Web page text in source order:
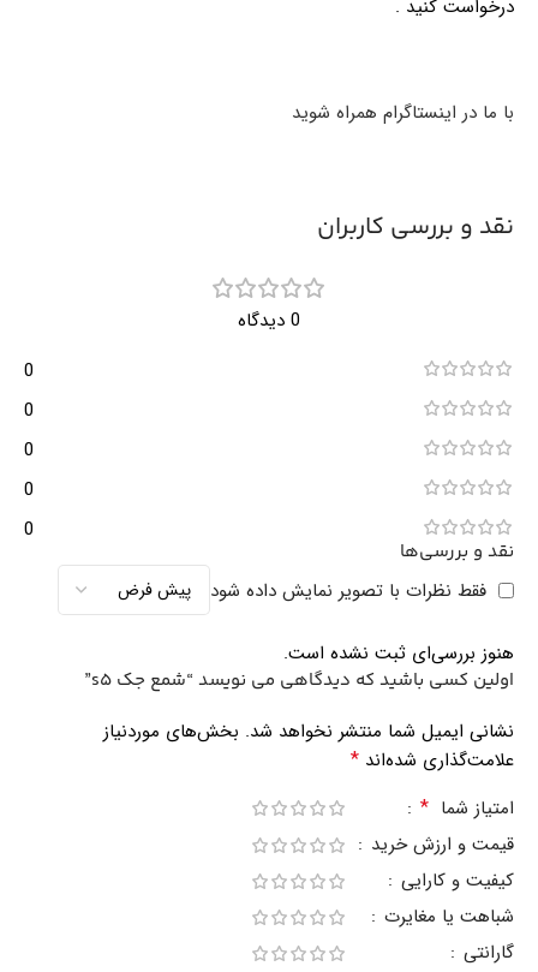
درخواست کنید .
با ما در اینستاگرام همراه شوید
نقد و بررسی کاربران
0 دیدگاه
0
0
0
0
0
نقد و بررسی‌ها
فقط نظرات با تصویر نمایش داده شود
هنوز بررسی‌ای ثبت نشده است.
اولین کسی باشید که دیدگاهی می نویسد “شمع جک s5”
نشانی ایمیل شما منتشر نخواهد شد. بخش‌های موردنیاز
علامت‌گذاری شده‌اند *
امتیاز شما *
قیمت و ارزش خرید
کیفیت و کارایی
شباهت یا مغایرت
گارانتی